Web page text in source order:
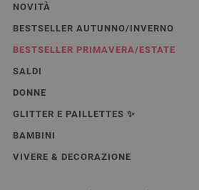
NOVITÀ
BESTSELLER AUTUNNO/INVERNO
BESTSELLER PRIMAVERA/ESTATE
SALDI
DONNE
GLITTER E PAILLETTES ✨️
BAMBINI
VIVERE & DECORAZIONE